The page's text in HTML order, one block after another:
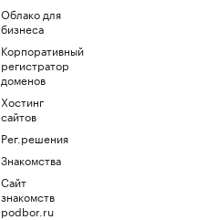
Облако для
бизнеса
Корпоративный
регистратор
доменов
Хостинг
сайтов
Рег.решения
Знакомства
Сайт
знакомств
podbor.ru